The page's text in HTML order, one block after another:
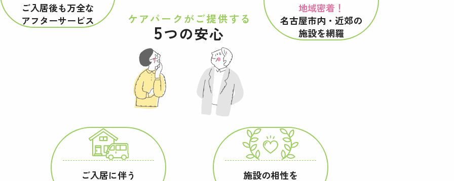
ケアパークがご提供する
5つの安心
地域密着！
名古屋市内・近郊の
施設を網羅
施設の相性を
ご入居に伴う
ご入居後も万全な
アフターサービス